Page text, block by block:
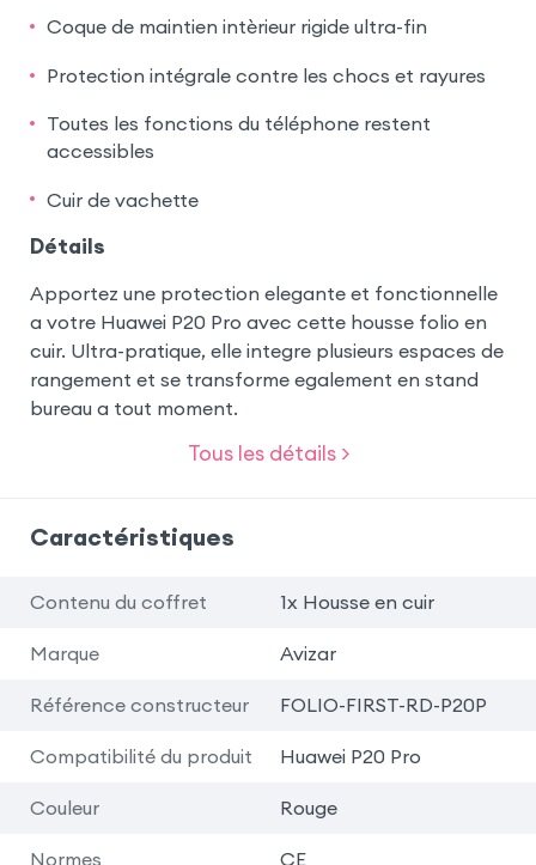
Coque de maintien intèrieur rigide ultra-fin
Protection intégrale contre les chocs et rayures
Toutes les fonctions du téléphone restent
accessibles
Cuir de vachette
Détails
Apportez une protection elegante et fonctionnelle
a votre Huawei P20 Pro avec cette housse folio en
cuir. Ultra-pratique, elle integre plusieurs espaces de
rangement et se transforme egalement en stand
bureau a tout moment.
Tous les détails >
Caractéristiques
Contenu du coffret 1x Housse en cuir
Marque Avizar
Référence constructeur FOLIO-FIRST-RD-P20P
Compatibilité du produit Huawei P20 Pro
Couleur Rouge
Normes CE